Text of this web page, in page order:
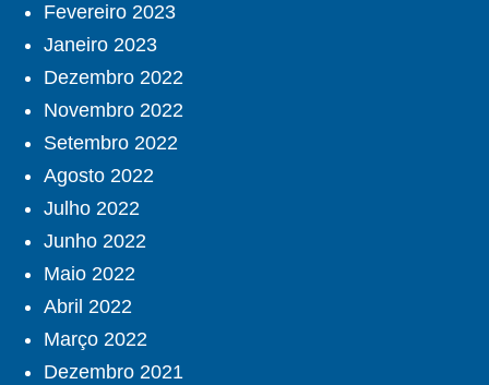
Fevereiro 2023
Janeiro 2023
Dezembro 2022
Novembro 2022
Setembro 2022
Agosto 2022
Julho 2022
Junho 2022
Maio 2022
Abril 2022
Março 2022
Dezembro 2021